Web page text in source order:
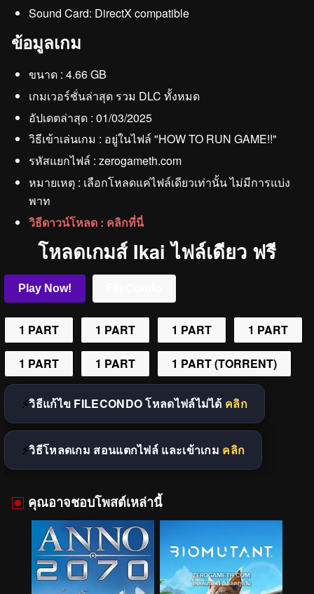
Sound Card: DirectX compatible
ข้อมูลเกม
ขนาด : 4.66 GB
เกมเวอร์ชั่นล่าสุด รวม DLC ทั้งหมด
อัปเดตล่าสุด : 01/03/2025
วิธีเข้าเล่นเกม : อยู่ในไฟล์ "HOW TO RUN GAME!!"
รหัสแยกไฟล์ : zerogameth.com
หมายเหตุ : เลือกโหลดแค่ไฟล์เดียวเท่านั้น ไม่มีการแบ่ง
พาท
วิธีดาวน์โหลด : คลิกที่นี่
โหลดเกมส์ Ikai ไฟล์เดียว ฟรี
Play Now!
1 PART 1 PART 1 PART 1 PART
1 PART 1 PART 1 PART (TORRENT)
วิธีแก้ไข FILECONDO โหลดไฟล์ไม่ได้ คลิก
วิธีโหลดเกม สอนแตกไฟล์ และเข้าเกม คลิก
คุณอาจชอบโพสต์เหล่านี้